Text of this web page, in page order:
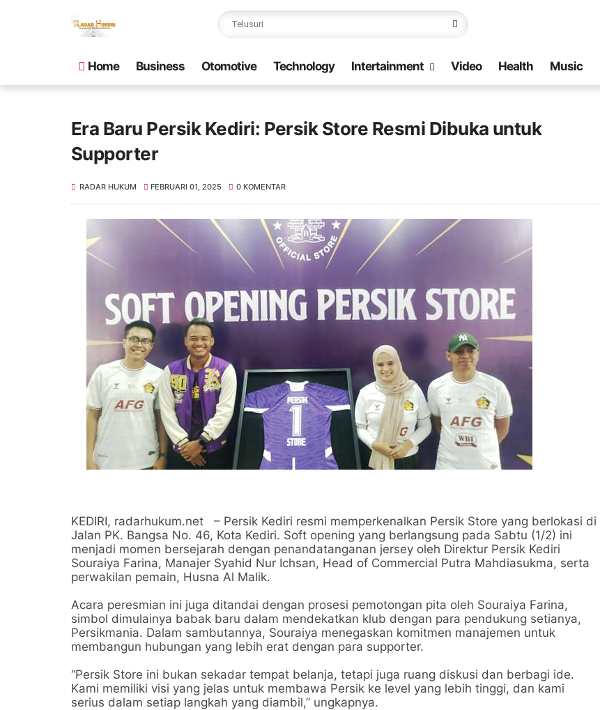
Home Business Otomotive Technology Intertainment Video Health Music
Era Baru Persik Kediri: Persik Store Resmi Dibuka untuk
Supporter
RADAR HUKUM FEBRUARI 01, 2025 0 KOMENTAR
KEDIRI, radarhukum.net – Persik Kediri resmi memperkenalkan Persik Store yang berlokasi di
Jalan PK. Bangsa No. 46, Kota Kediri. Soft opening yang berlangsung pada Sabtu (1/2) ini
menjadi momen bersejarah dengan penandatanganan jersey oleh Direktur Persik Kediri
Souraiya Farina, Manajer Syahid Nur Ichsan, Head of Commercial Putra Mahdiasukma, serta
perwakilan pemain, Husna Al Malik.
Acara peresmian ini juga ditandai dengan prosesi pemotongan pita oleh Souraiya Farina,
simbol dimulainya babak baru dalam mendekatkan klub dengan para pendukung setianya,
Persikmania. Dalam sambutannya, Souraiya menegaskan komitmen manajemen untuk
membangun hubungan yang lebih erat dengan para supporter.
“Persik Store ini bukan sekadar tempat belanja, tetapi juga ruang diskusi dan berbagi ide.
Kami memiliki visi yang jelas untuk membawa Persik ke level yang lebih tinggi, dan kami
serius dalam setiap langkah yang diambil,” ungkapnya.